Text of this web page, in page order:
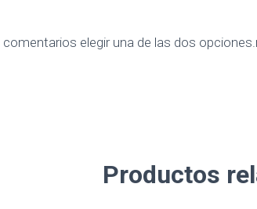
elegir una de las dos
Productos